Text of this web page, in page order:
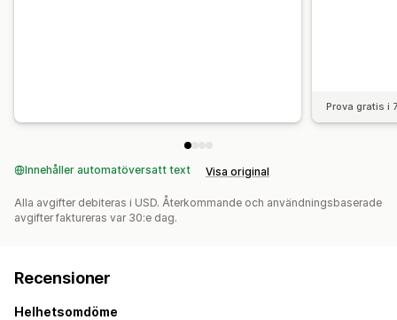
Prova gratis i
Innehåller automatöversatt text Visa original
Alla avgifter debiteras i USD. Återkommande och användningsbaserade
avgifter faktureras var 30:e dag.
Recensioner
Helhetsomdöme